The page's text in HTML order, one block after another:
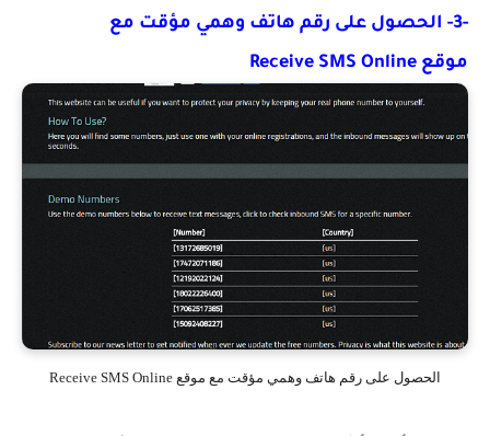
-3- الحصول على رقم هاتف وهمي مؤقت مع
موقع Receive SMS Online
الحصول على رقم هاتف وهمي مؤقت مع موقع Receive SMS Online